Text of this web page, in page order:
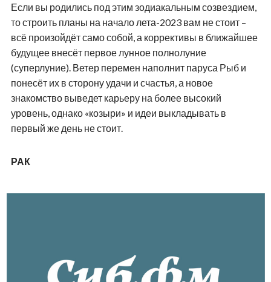
Если вы родились под этим зодиакальным созвездием,
то строить планы на начало лета-2023 вам не стоит –
всё произойдёт само собой, а коррективы в ближайшее
будущее внесёт первое лунное полнолуние
(суперлуние). Ветер перемен наполнит паруса Рыб и
понесёт их в сторону удачи и счастья, а новое
знакомство выведет карьеру на более высокий
уровень, однако «козыри» и идеи выкладывать в
первый же день не стоит.
РАК